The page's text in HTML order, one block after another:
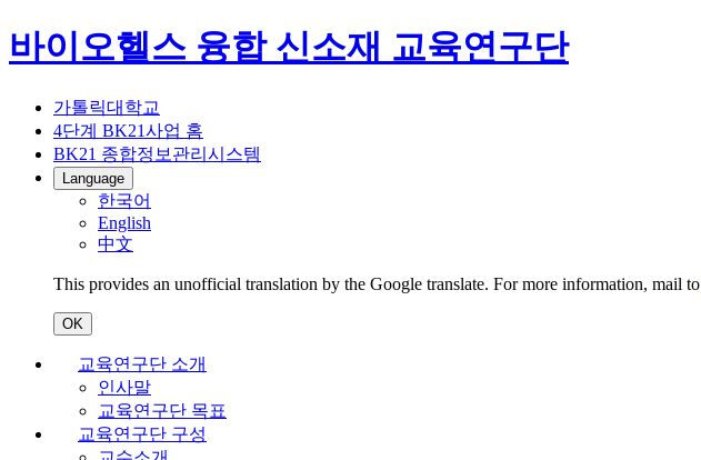
바이오헬스 융합 신소재 교육연구단
가톨릭대학교
4단계 BK21사업 홈
BK21 종합정보관리시스템
Language
한국어
English
中文
This provides an unofficial translation by the Google translate. For more information, mail to
OK
교육연구단 소개
인사말
교육연구단 목표
교육연구단 구성